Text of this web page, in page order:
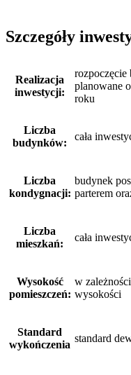
Szczegóły
Realizacja
inwestycji:
planowane
roku
Liczba
budynków:
cała
Liczba
kondygnacji:
budynek
parterem
Liczba
mieszkań:
cała
Wysokość
pomieszczeń:
w
wysokości
Standard
wykończenia
standard